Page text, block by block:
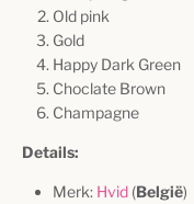
Old pink
Gold
Happy Dark Green
Choclate Brown
Champagne
Details:
Merk: Hvid (België)